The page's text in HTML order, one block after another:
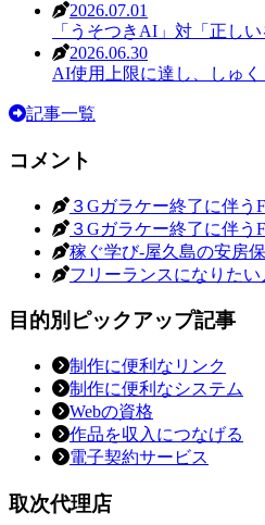
2026.07.01
「うそつきAI」対「正し
2026.06.30
AI使用上限に達し、しゅ
記事一覧
コメント
３Gガラケー終了に伴
３Gガラケー終了に伴
稼ぐ学び-屋久島の安房保
フリーランスになりた
目的別ピックアップ記事
制作に便利なリンク
制作に便利なシステム
Webの資格
作品を収入につなげる
電子契約サービス
取次代理店